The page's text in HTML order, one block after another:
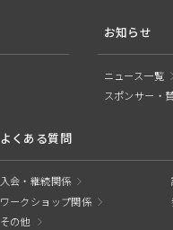
お知らせ
ニュース一覧
スポンサー・
よくある質問
入会・継続関係
ワークショップ関係
その他